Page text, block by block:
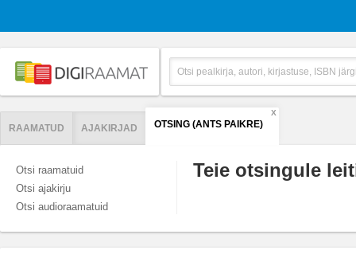
RAAMATUD AJAKIRJAD OTSING (ANTS PAIKRE)
X
Otsi raamatuid
Otsi ajakirju
Otsi audioraamatuid
Teie otsingule